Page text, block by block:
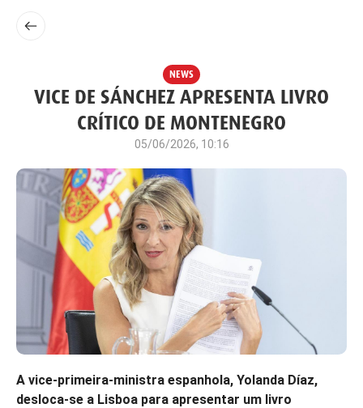
NEWS
VICE DE SÁNCHEZ APRESENTA LIVRO
CRÍTICO DE MONTENEGRO
05/06/2026, 10:16
A vice-primeira-ministra espanhola, Yolanda Díaz,
desloca-se a Lisboa para apresentar um livro